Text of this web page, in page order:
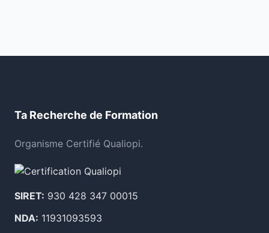
Ta Recherche de Formation
Organisme Certifié Qualiopi.
SIRET: 930 428 347 00015
NDA: 11931093593